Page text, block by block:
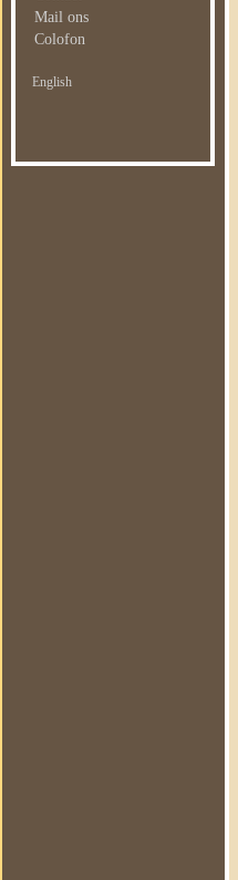
Mail ons
Colofon
English